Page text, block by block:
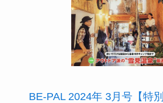
BE-PAL 2024年 3月号【特